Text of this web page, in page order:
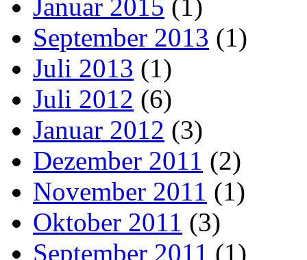
Januar 2015 (1)
September 2013 (1)
Juli 2013 (1)
Juli 2012 (6)
Januar 2012 (3)
Dezember 2011 (2)
November 2011 (1)
Oktober 2011 (3)
September 2011 (1)